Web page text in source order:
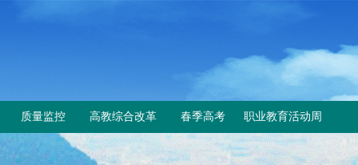
质量监控
工作动态
高教综合改革
教育部与省教育厅文件
春季高考
上级文件
职业教育活动周